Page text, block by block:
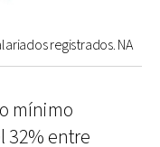
registrados. NA
mínimo
32% entre